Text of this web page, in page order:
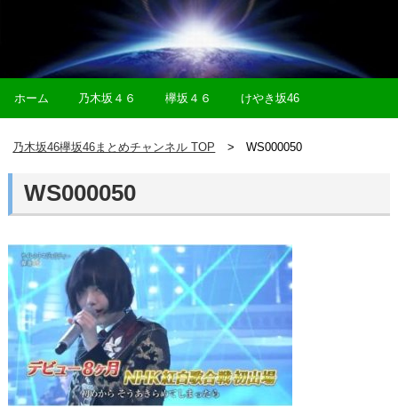
ホーム 乃木坂４６ 欅坂４６ けやき坂46
乃木坂46欅坂46まとめチャンネル TOP WS000050
WS000050